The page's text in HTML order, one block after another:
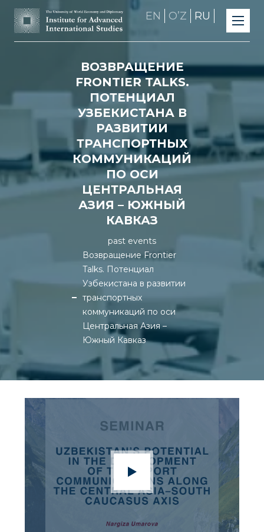
EN OʼZ RU
ВОЗВРАЩЕНИЕ
FRONTIER TALKS.
ПОТЕНЦИАЛ
УЗБЕКИСТАНА В
РАЗВИТИИ
ТРАНСПОРТНЫХ
КОММУНИКАЦИЙ
ПО ОСИ
ЦЕНТРАЛЬНАЯ
АЗИЯ – ЮЖНЫЙ
КАВКАЗ
past events
Возвращение Frontier
Talks. Потенциал
Узбекистана в развитии
транспортных
коммуникаций по оси
Центральная Азия –
Южный Кавказ